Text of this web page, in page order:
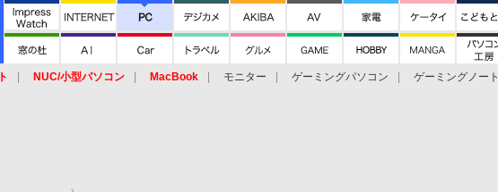
NUC/小型パソコン MacBook モニター ゲーミングパソコン ゲーミングノート